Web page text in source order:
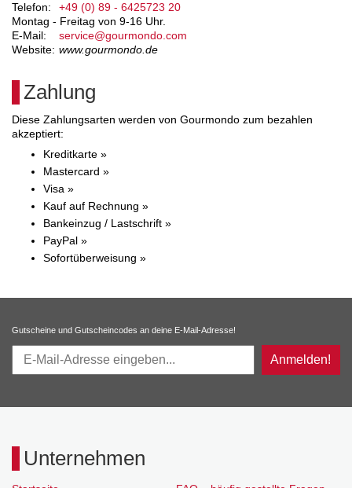
Telefon:
+49 (0) 89 - 6425723 20
Montag - Freitag von 9-16 Uhr.
E-Mail:
service@gourmondo.com
Website: www.gourmondo.de
Zahlung
Diese Zahlungsarten werden von Gourmondo zum bezahlen
akzeptiert:
Kreditkarte »
Mastercard »
Visa »
Kauf auf Rechnung »
Bankeinzug / Lastschrift »
PayPal »
Sofortüberweisung »
Gutscheine und Gutscheincodes an deine E-Mail-Adresse!
Anmelden!
Unternehmen